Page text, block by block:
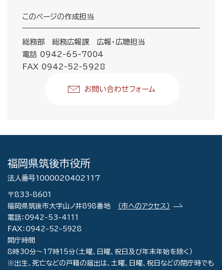
このページの作成担当
総務部 総務広報課 広報・広聴担当
電話 0942-65-7004
FAX 0942-52-5928
お問い合わせフォーム
福岡県筑後市役所
法人番号1000020402117
〒833-8601
福岡県筑後市大字山ノ井898番地
（市へのアクセス）
電話：0942-53-4111
FAX：0942-52-5928
開庁時間
8時30分～17時15分（土曜、日曜、祝日及び年末年始を除く）
※出生、死亡などの戸籍の届出は、土曜、日曜、祝日などの閉庁時でも